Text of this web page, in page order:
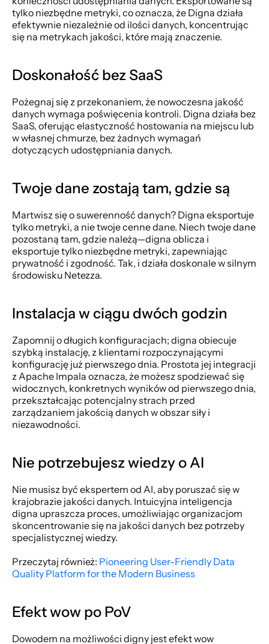
tylko niezbędne metryki, co oznacza, że Digna działa
efektywnie niezależnie od ilości danych, koncentrując
się na metrykach jakości, które mają znaczenie.
Doskonałość bez SaaS
Pożegnaj się z przekonaniem, że nowoczesna jakość
danych wymaga poświęcenia kontroli. Digna działa bez
SaaS, oferując elastyczność hostowania na miejscu lub
w własnej chmurze, bez żadnych wymagań
dotyczących udostępniania danych.
Twoje dane zostają tam, gdzie są
Martwisz się o suwerenność danych? Digna eksportuje
tylko metryki, a nie twoje cenne dane. Niech twoje dane
pozostaną tam, gdzie należą—digna oblicza i
eksportuje tylko niezbędne metryki, zapewniając
prywatność i zgodność. Tak, i działa doskonale w silnym
środowisku Netezza.
Instalacja w ciągu dwóch godzin
Zapomnij o długich konfiguracjach; digna obiecuje
szybką instalację, z klientami rozpoczynającymi
konfigurację już pierwszego dnia. Prostota jej integracji
z Apache Impala oznacza, że możesz spodziewać się
widocznych, konkretnych wyników od pierwszego dnia,
przekształcając potencjalny strach przed
zarządzaniem jakością danych w obszar siły i
niezawodności.
Nie potrzebujesz wiedzy o AI
Nie musisz być ekspertem od AI, aby poruszać się w
krajobrazie jakości danych. Intuicyjna inteligencja
digna upraszcza proces, umożliwiając organizacjom
skoncentrowanie się na jakości danych bez potrzeby
specjalistycznej wiedzy.
Przeczytaj również: Pioneering User-Friendly Data
Quality Platform for the Modern Business
Efekt wow po PoV